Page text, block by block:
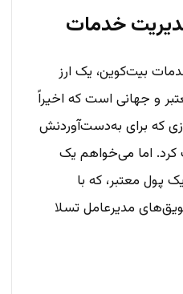
خدمات
بیت‌کوین، یک ارز
و جهانی است که اخیراً
که برای به‌دست‌آوردنش
کرد. اما می‌خواهم یک
پول معتبر، که با
مدیرعامل تسلا